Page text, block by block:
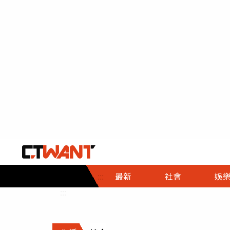
::: 最新 社會
社會首頁
時事
調查
娛樂
娛樂首頁
即時
財經首頁
熱線
政